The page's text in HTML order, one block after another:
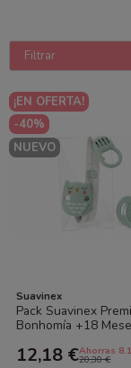
Filtrar
¡EN OFERTA!
-40%
NUEVO
Suavinex
Pack Suavinex
Bonhomía +18
Broche Pinza...
12,18 €Ahorras
20,30 €